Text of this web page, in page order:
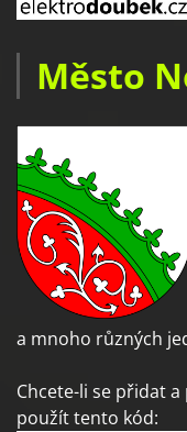
Město
a mnoho různých
Chcete-li se přidat
použít tento kód: